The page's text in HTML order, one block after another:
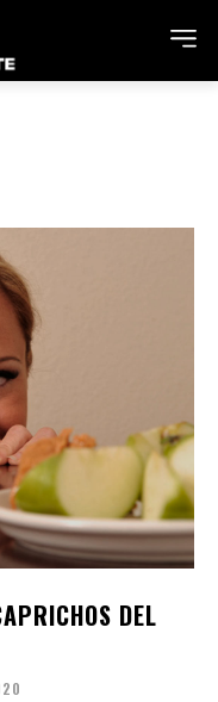
DEL